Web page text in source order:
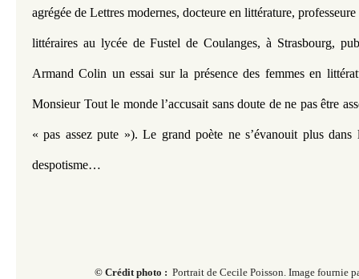
agrégée de Lettres modernes, docteure en littérature, professeure
littéraires au lycée de Fustel de Coulanges, à Strasbourg,
Armand Colin un essai sur la présence des femmes en
Monsieur Tout le monde l’accusait sans doute de ne pas être
« pas assez pute »). Le grand poète ne s’évanouit plus dans
despotisme…
© Crédit photo : Portrait de Cecile Poisson. Image fournie